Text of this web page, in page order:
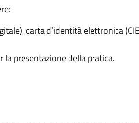
carta d’identità elettronica
presentazione della pratica.